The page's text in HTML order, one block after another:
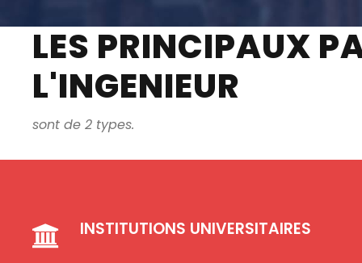
LES PRINCIPAUX
L'INGENIEUR
sont de 2 types.
INSTITUTIONS UNIVERSITAIRES